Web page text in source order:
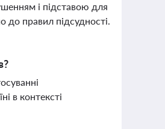
і підставою для
до правил підсудності.
в контексті